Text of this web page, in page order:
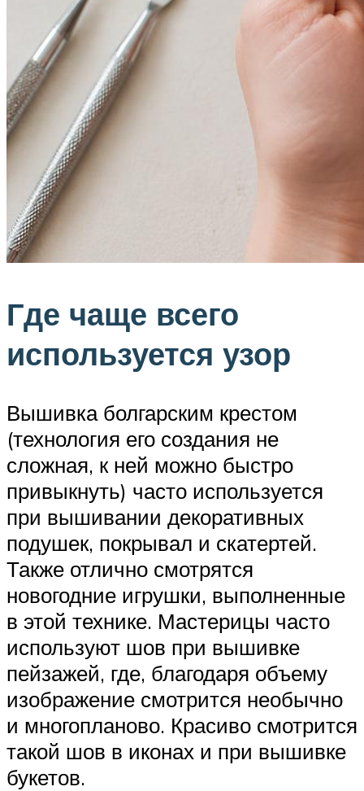
Где чаще всего
используется узор
Вышивка болгарским крестом
(технология его создания не
сложная, к ней можно быстро
привыкнуть) часто используется
при вышивании декоративных
подушек, покрывал и скатертей.
Также отлично смотрятся
новогодние игрушки, выполненные
в этой технике. Мастерицы часто
используют шов при вышивке
пейзажей, где, благодаря объему
изображение смотрится необычно
и многопланово. Красиво смотрится
такой шов в иконах и при вышивке
букетов.